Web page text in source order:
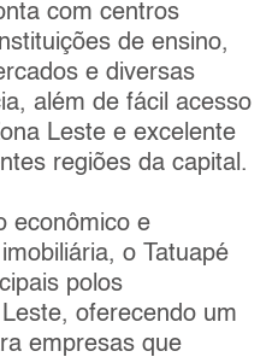
com centros
de ensino,
e diversas
além de fácil acesso
Leste e excelente
regiões da capital.
econômico e
o Tatuapé
polos
oferecendo um
empresas que